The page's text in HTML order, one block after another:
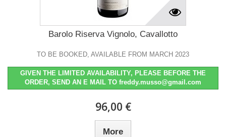
Barolo Riserva Vignolo, Cavallotto
TO BE BOOKED, AVAILABLE FROM MARCH 2023
GIVEN THE LIMITED AVAILABILITY, PLEASE BEFORE THE
ORDER, SEND AN E MAIL TO freddy.musso@gmail.com
96,00 €
More